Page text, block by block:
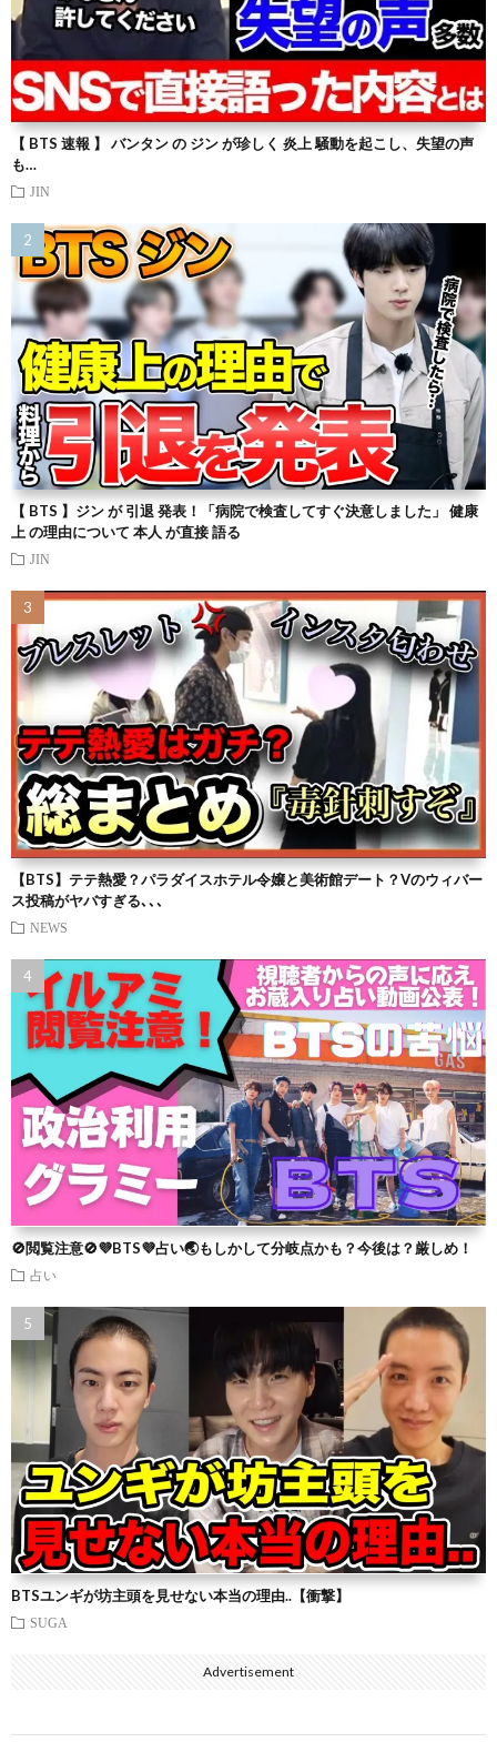
【 BTS 速報 】 バンタン の ジン が珍しく 炎上 騒動を起こし、失望の声
も…
JIN
【 BTS 】ジン が 引退 発表！「病院で検査してすぐ決意しました」 健康
上 の理由について 本人 が直接 語る
JIN
【BTS】テテ熱愛？パラダイスホテル令嬢と美術館デート？Vのウィバー
ス投稿がヤバすぎる､､､
NEWS
🚫閲覧注意🚫💜BTS💜占い🌏もしかして分岐点かも？今後は？厳しめ！
占い
BTSユンギが坊主頭を見せない本当の理由..【衝撃】
SUGA
Advertisement